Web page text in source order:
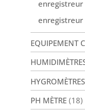
EQUIPEMENT
HYGROMÈTRES
PH MÈTRE (18)